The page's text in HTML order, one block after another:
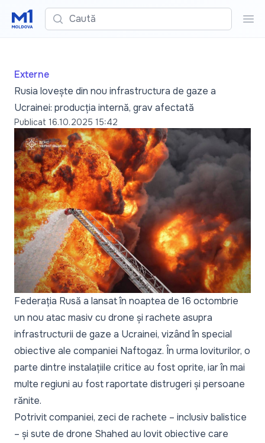
Caută
Externe
Rusia lovește din nou infrastructura de gaze a
Ucrainei: producția internă, grav afectată
Publicat 16.10.2025 15:42
Federația Rusă a lansat în noaptea de 16 octombrie
un nou atac masiv cu drone și rachete asupra
infrastructurii de gaze a Ucrainei, vizând în special
obiective ale companiei Naftogaz. În urma loviturilor, o
parte dintre instalațiile critice au fost oprite, iar în mai
multe regiuni au fost raportate distrugeri și persoane
rănite.
Potrivit companiei, zeci de rachete – inclusiv balistice
– și sute de drone Shahed au lovit obiective care